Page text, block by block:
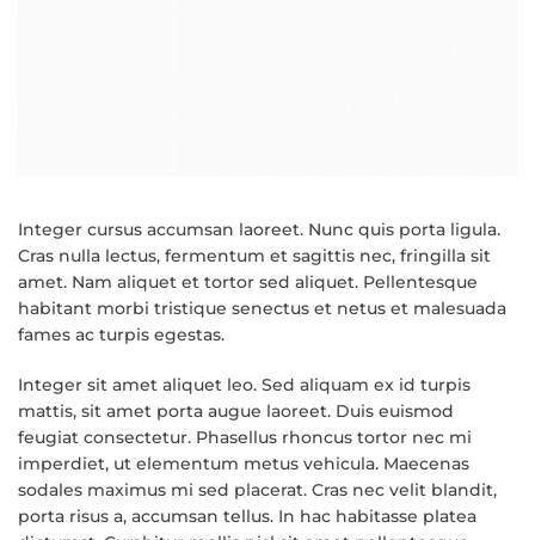
Integer cursus accumsan laoreet. Nunc quis porta ligula.
Cras nulla lectus, fermentum et sagittis nec, fringilla sit
amet. Nam aliquet et tortor sed aliquet. Pellentesque
habitant morbi tristique senectus et netus et malesuada
fames ac turpis egestas.
Integer sit amet aliquet leo. Sed aliquam ex id turpis
mattis, sit amet porta augue laoreet. Duis euismod
feugiat consectetur. Phasellus rhoncus tortor nec mi
imperdiet, ut elementum metus vehicula. Maecenas
sodales maximus mi sed placerat. Cras nec velit blandit,
porta risus a, accumsan tellus. In hac habitasse platea